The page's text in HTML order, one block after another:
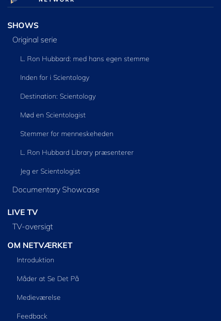
SHOWS
Original serie
L. Ron Hubbard: med hans egen stemme
Inden for i Scientology
Destination: Scientology
Mød en Scientologist
Stemmer for menneskeheden
L. Ron Hubbard Library præsenterer
Jeg er Scientologist
Documentary Showcase
LIVE TV
TV-oversigt
OM NETVÆRKET
Introduktion
Måder at Se Det På
Medieværelse
Feedback